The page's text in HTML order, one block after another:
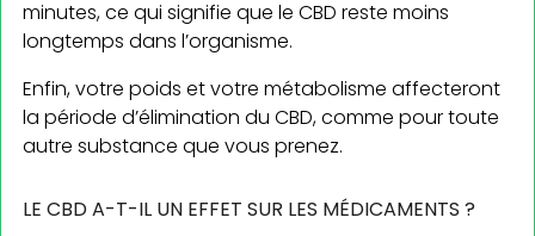
minutes, ce qui signifie que le CBD reste moins
longtemps dans l’organisme.
Enfin, votre poids et votre métabolisme affecteront
la période d’élimination du CBD, comme pour toute
autre substance que vous prenez.
LE CBD A-T-IL UN EFFET SUR LES MÉDICAMENTS ?